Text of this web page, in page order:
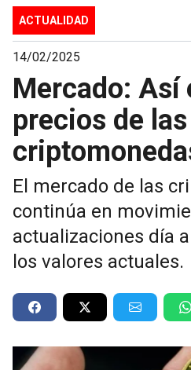
ACTUALIDAD
14/02/2025
Mercado: Así
precios de las
El mercado de las
continúa en
actualizaciones día
los valores actuales.